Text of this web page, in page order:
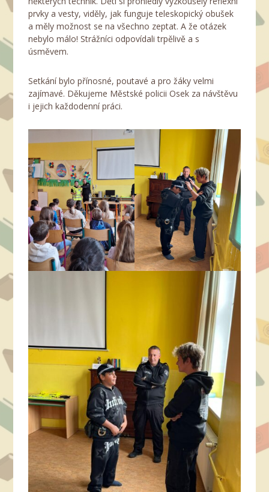
prvky a vesty, viděly, jak funguje teleskopický obušek
a měly možnost se na všechno zeptat. A že otázek
nebylo málo! Strážníci odpovídali trpělivě a s
úsměvem.
Setkání bylo přínosné, poutavé a pro žáky velmi
zajímavé. Děkujeme Městské policii Osek za návštěvu
i jejich každodenní práci.